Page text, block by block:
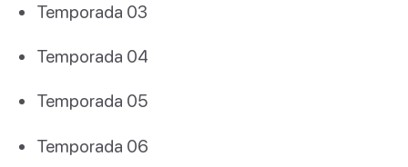
Temporada 03
Temporada 04
Temporada 05
Temporada 06